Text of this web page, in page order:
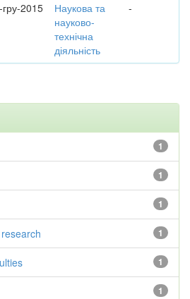
2015
Наукова та
науково-
технічна
діяльність
-
1
1
1
1
1
1